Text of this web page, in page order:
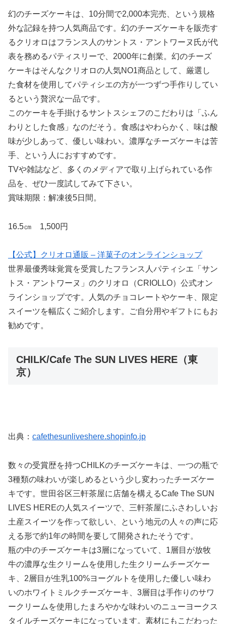
幻のチーズケーキは、10分間で2,000本完売、という規格
外な記録を持つ人気商品です。幻のチーズケーキを販売す
るクリオロはフランス人のサントス・アントワーヌ氏が代
表を務めるパティスリーで、2000年に創業。幻のチーズ
ケーキはそんなクリオロの人気NO1商品として、厳選し
た食材を使用してパティシエの方が一つずつ手作りしてい
るという贅沢な一品です。
このケーキを手掛けるサントスシェフのこだわりは「ふん
わりとした食感」なのだそう。食感はやわらかく、味は酸
味が少しあって、優しい味わい。濃厚なチーズケーキは苦
手、という人におすすめです。
TVや雑誌など、多くのメディアで取り上げられている作
品を、ぜひ一度試してみて下さい。
賞味期限：解凍後5日間。
16.5㎝ 1,500円
【公式】クリオロ通販 – 洋菓子のオンラインショップ
世界最優秀味覚賞を受賞したフランス人パティシエ「サン
トス・アントワーヌ」のクリオロ（CRIOLLO）公式オン
ラインショップです。人気のチョコレートやケーキ、限定
スイーツを幅広くご紹介します。ご自分用やギフトにもお
勧めです。
CHILK/Cafe The SUN LIVES HERE（東
京）
出典： cafethesunliveshere.shopinfo.jp
数々の受賞歴を持つCHILKのチーズケーキは、一つの瓶で
3種類の味わいが楽しめるという少し変わったチーズケー
キです。世田谷区三軒茶屋に店舗を構えるCafe The SUN
LIVES HEREの人気スイーツで、三軒茶屋にふさわしいお
土産スイーツを作って欲しい、という地元の人々の声に応
える形で約1年の時間を要して開発されたそうです。
瓶の中のチーズケーキは3層になっていて、1層目が放牧
牛の濃厚な生クリームを使用した生クリームチーズケー
キ、2層目が生乳100%ヨーグルトを使用した優しい味わ
いのホワイトミルクチーズケーキ、3層目は手作りのサワ
ークリームを使用したまろやかな味わいのニューヨークス
タイルチーズケーキになっています。素材にもこだわった